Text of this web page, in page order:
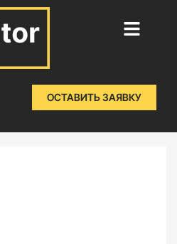
ОСТАВИТЬ ЗАЯВКУ